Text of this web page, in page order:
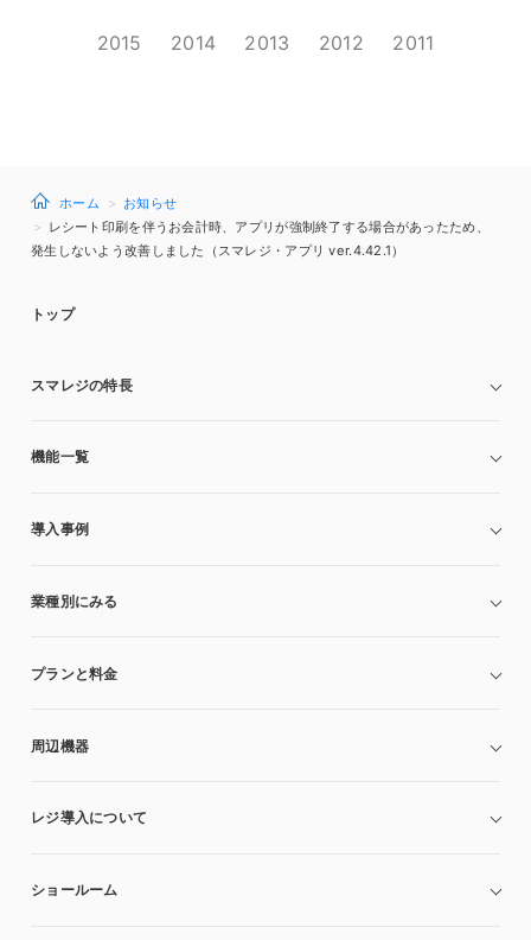
2015 2014 2013 2012 2011
ホーム
お知らせ
レシート印刷を伴うお会計時、アプリが強制終了する場合があったため、
発生しないよう改善しました（スマレジ・アプリ ver.4.42.1）
トップ
スマレジの特長
機能一覧
導入事例
業種別にみる
プランと料金
周辺機器
レジ導入について
ショールーム